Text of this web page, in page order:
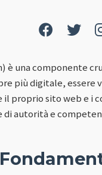
è una componente
più digitale,
proprio sito web e i
di autorità e